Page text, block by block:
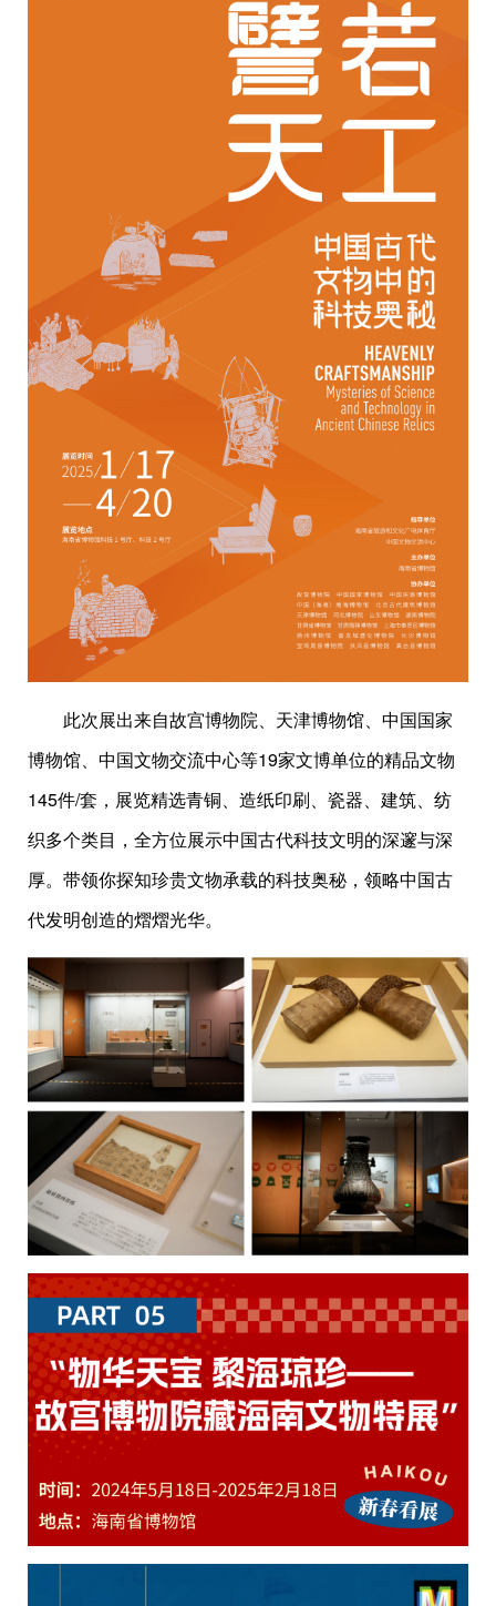
此次展出来自故宫博物院、天津博物馆、中国国家
博物馆、中国文物交流中心等19家文博单位的精品文物
145件/套，展览精选青铜、造纸印刷、瓷器、建筑、纺
织多个类目，全方位展示中国古代科技文明的深邃与深
厚。带领你探知珍贵文物承载的科技奥秘，领略中国古
代发明创造的熠熠光华。